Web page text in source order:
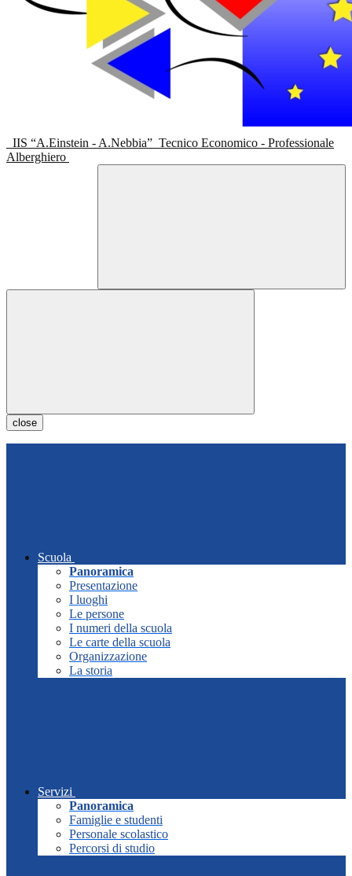
IIS “A.Einstein - A.Nebbia” Tecnico Economico - Professionale
Alberghiero
close
Scuola
Panoramica
Presentazione
I luoghi
Le persone
I numeri della scuola
Le carte della scuola
Organizzazione
La storia
Servizi
Panoramica
Famiglie e studenti
Personale scolastico
Percorsi di studio